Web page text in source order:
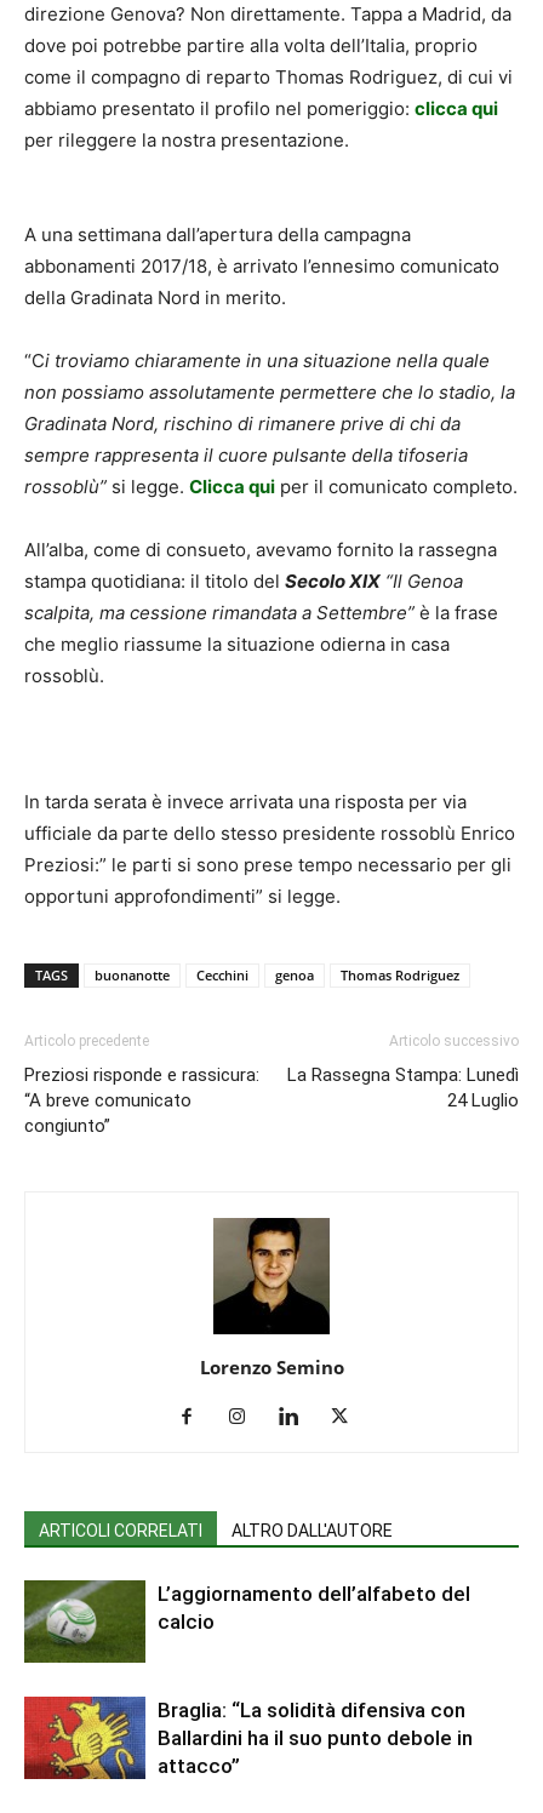
direzione Genova? Non direttamente. Tappa a Madrid, da
dove poi potrebbe partire alla volta dell’Italia, proprio
come il compagno di reparto Thomas Rodriguez, di cui vi
abbiamo presentato il profilo nel pomeriggio: clicca qui
per rileggere la nostra presentazione.
A una settimana dall’apertura della campagna
abbonamenti 2017/18, è arrivato l’ennesimo comunicato
della Gradinata Nord in merito.
“Ci troviamo chiaramente in una situazione nella quale
non possiamo assolutamente permettere che lo stadio, la
Gradinata Nord, rischino di rimanere prive di chi da
sempre rappresenta il cuore pulsante della tifoseria
rossoblù” si legge. Clicca qui per il comunicato completo.
All’alba, come di consueto, avevamo fornito la rassegna
stampa quotidiana: il titolo del Secolo XIX “Il Genoa
scalpita, ma cessione rimandata a Settembre” è la frase
che meglio riassume la situazione odierna in casa
rossoblù.
In tarda serata è invece arrivata una risposta per via
ufficiale da parte dello stesso presidente rossoblù Enrico
Preziosi:” le parti si sono prese tempo necessario per gli
opportuni approfondimenti” si legge.
TAGS buonanotte Cecchini genoa Thomas Rodriguez
Articolo precedente
Preziosi risponde e rassicura:
“A breve comunicato
congiunto”
Articolo successivo
La Rassegna Stampa: Lunedì
24 Luglio
Lorenzo Semino
ARTICOLI CORRELATI ALTRO DALL'AUTORE
L’aggiornamento dell’alfabeto del
calcio
Braglia: “La solidità difensiva con
Ballardini ha il suo punto debole in
attacco”